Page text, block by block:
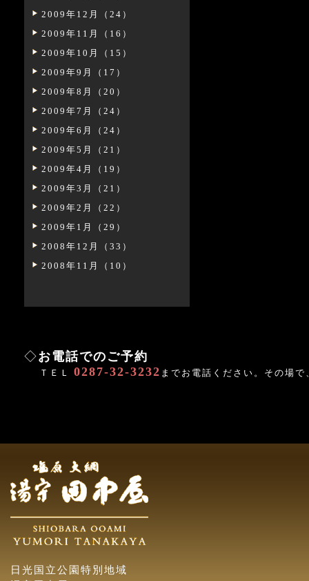
2009年12月（24）
2009年11月（16）
2009年10月（15）
2009年9月（17）
2009年8月（20）
2009年7月（24）
2009年6月（24）
2009年5月（21）
2009年4月（19）
2009年3月（21）
2009年2月（22）
2009年1月（29）
2008年12月（33）
2008年11月（10）
◇お電話でのご予約
ＴＥＬ 0287-32-3232 までお電話ください。その場
日光国立公園特別地域